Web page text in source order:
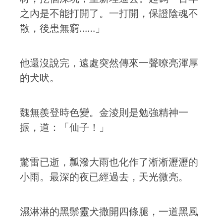
之內是不能打開了。一打開，保證陰魂不
散，後患無窮……」
他還沒說完，遠處突然傳來一聲嘹亮渾厚
的犬吠。
魏無羨登時色變。金淩則是勉強精神一
振，道：「仙子！」
驚雷已逝，瓢潑大雨也化作了淅淅瀝瀝的
小雨。最深的夜已經過去，天光微亮。
濕淋淋的黑鬃靈犬撒開四條腿，一道黑風